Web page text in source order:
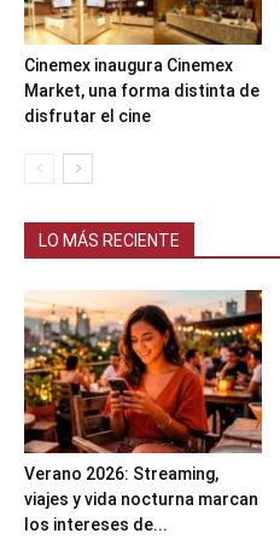
Cinemex inaugura Cinemex
Market, una forma distinta de
disfrutar el cine
LO MÁS RECIENTE
Verano 2026: Streaming,
viajes y vida nocturna marcan
los intereses de...